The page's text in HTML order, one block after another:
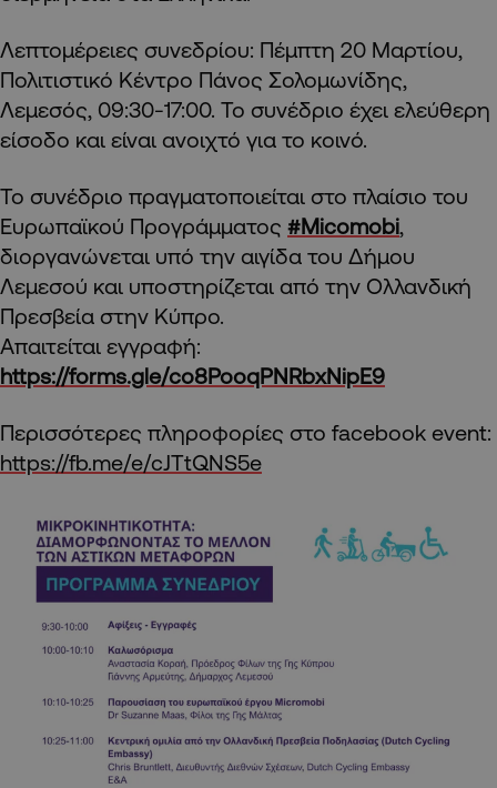
Λεπτομέρειες συνεδρίου: Πέμπτη 20 Μαρτίου,
Πολιτιστικό Κέντρο Πάνος Σολομωνίδης,
Λεμεσός, 09:30-17:00. Το συνέδριο έχει ελεύθερη
είσοδο και είναι ανοιχτό για το κοινό.
Το συνέδριο πραγματοποιείται στο πλαίσιο του
Ευρωπαϊκού Προγράμματος #Micomobi,
διοργανώνεται υπό την αιγίδα του Δήμου
Λεμεσού και υποστηρίζεται από την Ολλανδική
Πρεσβεία στην Κύπρο.
Απαιτείται εγγραφή:
https://forms.gle/co8PooqPNRbxNipE9
Περισσότερες πληροφορίες στο facebook event:
https://fb.me/e/cJTtQNS5e